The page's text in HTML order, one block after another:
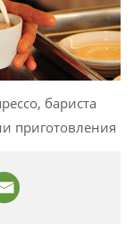
бариста
приготовления